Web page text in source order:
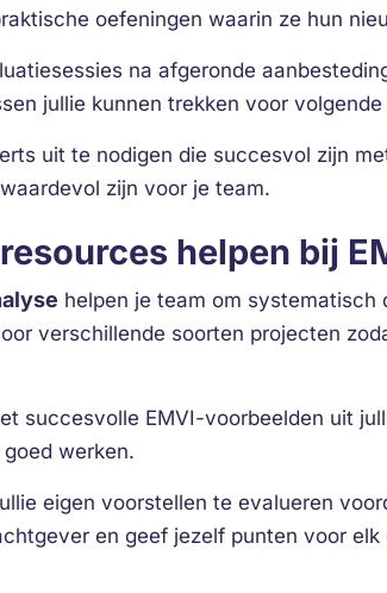
oefeningen waarin ze hun
na afgeronde
jullie kunnen trekken voor volgende
uit te nodigen die succesvol zijn
zijn voor je team.
helpen bij
helpen je team om systematisch
verschillende soorten projecten
succesvolle EMVI-voorbeelden uit
werken.
eigen voorstellen te evalueren
en geef jezelf punten voor elk